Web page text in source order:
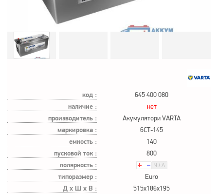
код : 645 400 080
наличие : нет
производитель : Акумулятори VARTA
маркировка : 6СТ-145
емкость : 140
пусковой ток : 800
полярность :
типоразмер :
Euro
Д х Ш х В : 515x186x195